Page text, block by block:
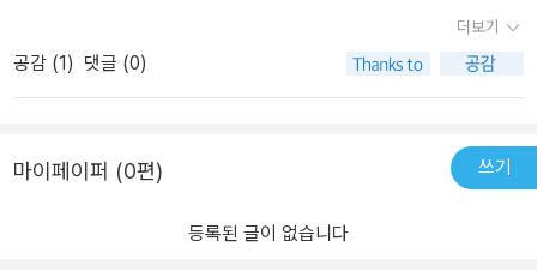
로 '책'으로부터였다."- [공부하는 인간 - 중세 후기 유럽의 식자들], <
1-3. 책>, 자크 베르제, 1997.프랑스 역사학자 자크 베르제(Jacque
s Verger:1943~)는 '중세' 전문가다. 서구 중세 문화의 교육, 특
997년에 중세, 특히 14~15세기 중세 후기의 '지식인'들에 관해 저술
한 책이 [중세 후기 유럽의 식자들(Les Gens de Savoir dans l'Euro
pe de la fin du Moyen Age)]이다.이 책은 중세 초기인 13세
더보기
공감 (1) 댓글 (0)
마이페이퍼 (0편) 쓰기
등록된 글이 없습니다